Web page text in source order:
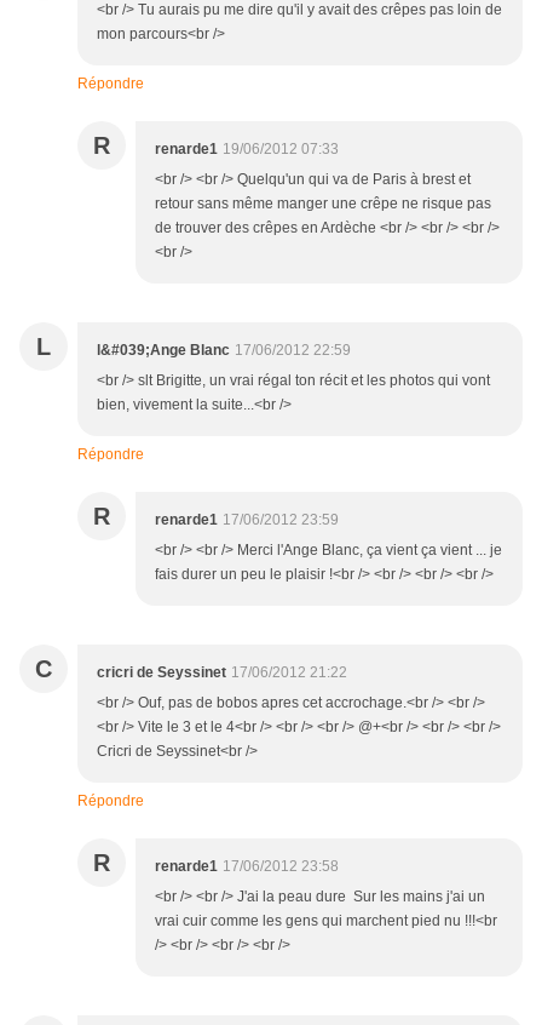
<br /> Tu aurais pu me dire qu'il y avait des crêpes pas loin de
mon parcours<br />
Répondre
R renarde1 19/06/2012 07:33
<br /> <br /> Quelqu'un qui va de Paris à brest et
retour sans même manger une crêpe ne risque pas
de trouver des crêpes en Ardèche <br /> <br /> <br />
<br />
L l&#039;Ange Blanc 17/06/2012 22:59
<br /> slt Brigitte, un vrai régal ton récit et les photos qui vont
bien, vivement la suite...<br />
Répondre
R renarde1 17/06/2012 23:59
<br /> <br /> Merci l'Ange Blanc, ça vient ça vient ... je
fais durer un peu le plaisir !<br /> <br /> <br /> <br />
C cricri de Seyssinet 17/06/2012 21:22
<br /> Ouf, pas de bobos apres cet accrochage.<br /> <br />
<br /> Vite le 3 et le 4<br /> <br /> <br /> @+<br /> <br /> <br />
Cricri de Seyssinet<br />
Répondre
R renarde1 17/06/2012 23:58
<br /> <br /> J'ai la peau dure Sur les mains j'ai un
vrai cuir comme les gens qui marchent pied nu !!!<br
/> <br /> <br /> <br />